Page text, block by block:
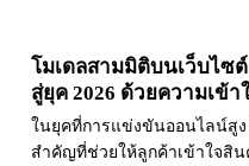
โมเดลสามมิติบนเว็บไซ
สู่ยุค 2026 ด้วยความเข้
ในยุคที่การแข่งขันออนไลน์สูง
สำคัญที่ช่วยให้ลูกค้าเข้าใจสิ